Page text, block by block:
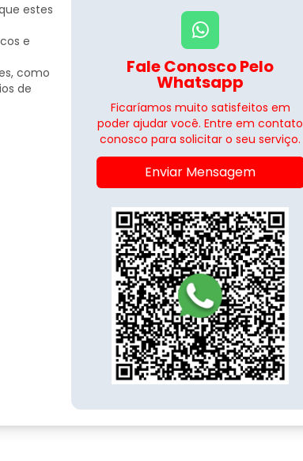
estes
e
como
de
Fale Conosco Pelo
Whatsapp
Ficaríamos muito satisfeitos em
poder ajudar você. Entre em contato
conosco para solicitar o seu serviço.
Enviar Mensagem